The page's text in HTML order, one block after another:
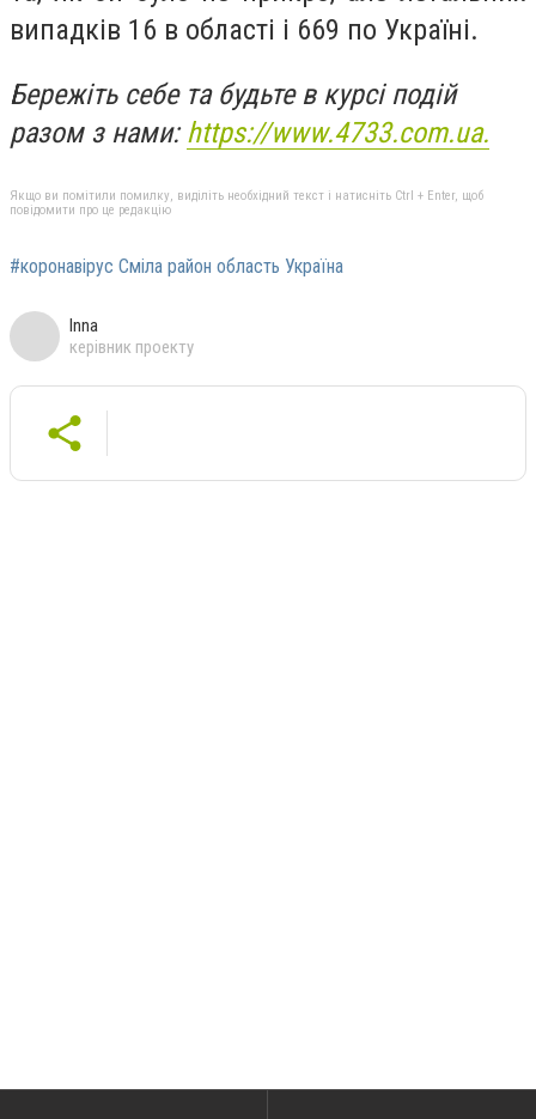
випадків 16 в області і 669 по Україні.
Бережіть себе та будьте в курсі подій
разом з нами:https://www.4733.com.ua.
Якщо ви помітили помилку, виділіть необхідний текст і натисніть Ctrl + Enter, щоб
повідомити про це редакцію
#коронавірус Сміла район область Україна
Inna
керівник проекту